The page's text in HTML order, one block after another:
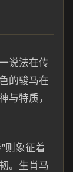
说法在传
的骏马在
与特质，
则象征着
。生肖马